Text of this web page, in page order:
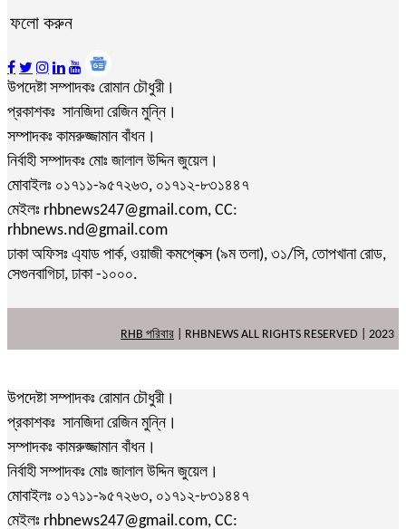
ফলো করুন
উপদেষ্টা সম্পাদকঃ রোমান চৌধুরী।
প্রকাশকঃ সানজিদা রেজিন মুন্নি।
সম্পাদকঃ কামরুজ্জামান বাঁধন।
নির্বাহী সম্পাদকঃ মোঃ জালাল উদ্দিন জুয়েল।
মোবাইলঃ ০১৭১১-৯৫৭২৬৩, ০১৭১২-৮৩১৪৪৭
মেইলঃ rhbnews247@gmail.com, CC:
rhbnews.nd@gmail.com
ঢাকা অফিসঃ এ্যাড পার্ক, ওয়াজী কমপ্লেক্স (৯ম তলা), ৩১/সি, তোপখানা রোড,
সেগুনবাগিচা, ঢাকা -১০০০.
RHB পরিবার | RHBNEWS ALL RIGHTS RESERVED | 2023
উপদেষ্টা সম্পাদকঃ রোমান চৌধুরী।
প্রকাশকঃ সানজিদা রেজিন মুন্নি।
সম্পাদকঃ কামরুজ্জামান বাঁধন।
নির্বাহী সম্পাদকঃ মোঃ জালাল উদ্দিন জুয়েল।
মোবাইলঃ ০১৭১১-৯৫৭২৬৩, ০১৭১২-৮৩১৪৪৭
মেইলঃ rhbnews247@gmail.com, CC: